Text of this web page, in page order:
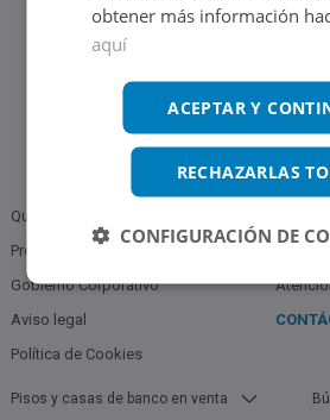
Quiénes somos
Profesionales
Gobierno Corporativo
Aviso legal
Política de Cookies
Pisos y casas de banco en venta
obtener más información
aquí
ACEPTAR Y
RECHAZARLAS
CONFIGURACIÓN DE